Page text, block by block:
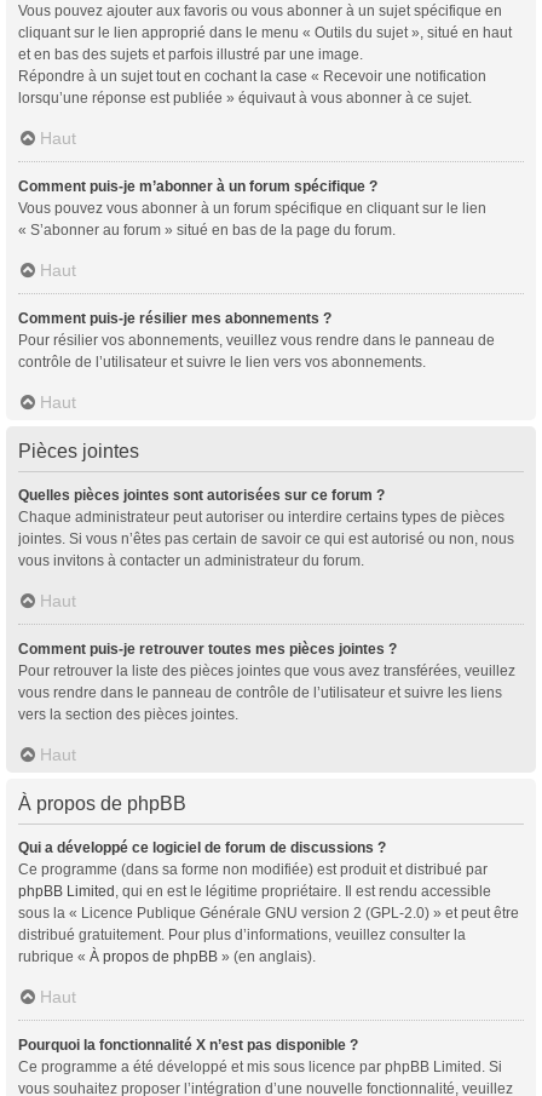
Vous pouvez ajouter aux favoris ou vous abonner à un sujet spécifique en
cliquant sur le lien approprié dans le menu « Outils du sujet », situé en haut
et en bas des sujets et parfois illustré par une image.
Répondre à un sujet tout en cochant la case « Recevoir une notification
lorsqu’une réponse est publiée » équivaut à vous abonner à ce sujet.
Haut
Comment puis-je m’abonner à un forum spécifique ?
Vous pouvez vous abonner à un forum spécifique en cliquant sur le lien
« S’abonner au forum » situé en bas de la page du forum.
Haut
Comment puis-je résilier mes abonnements ?
Pour résilier vos abonnements, veuillez vous rendre dans le panneau de
contrôle de l’utilisateur et suivre le lien vers vos abonnements.
Haut
Pièces jointes
Quelles pièces jointes sont autorisées sur ce forum ?
Chaque administrateur peut autoriser ou interdire certains types de pièces
jointes. Si vous n’êtes pas certain de savoir ce qui est autorisé ou non, nous
vous invitons à contacter un administrateur du forum.
Haut
Comment puis-je retrouver toutes mes pièces jointes ?
Pour retrouver la liste des pièces jointes que vous avez transférées, veuillez
vous rendre dans le panneau de contrôle de l’utilisateur et suivre les liens
vers la section des pièces jointes.
Haut
À propos de phpBB
Qui a développé ce logiciel de forum de discussions ?
Ce programme (dans sa forme non modifiée) est produit et distribué par
phpBB Limited , qui en est le légitime propriétaire. Il est rendu accessible
sous la « Licence Publique Générale GNU version 2 (GPL-2.0) » et peut être
distribué gratuitement. Pour plus d’informations, veuillez consulter la
rubrique « À propos de phpBB » (en anglais).
Haut
Pourquoi la fonctionnalité X n’est pas disponible ?
Ce programme a été développé et mis sous licence par phpBB Limited. Si
vous souhaitez proposer l’intégration d’une nouvelle fonctionnalité, veuillez